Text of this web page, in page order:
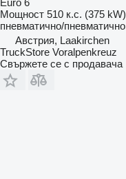
Мощност 510 к.с. (375 kW)
пневматично/пневматично
Австрия, Laakirchen
TruckStore Voralpenkreuz
Свържете се с продавача